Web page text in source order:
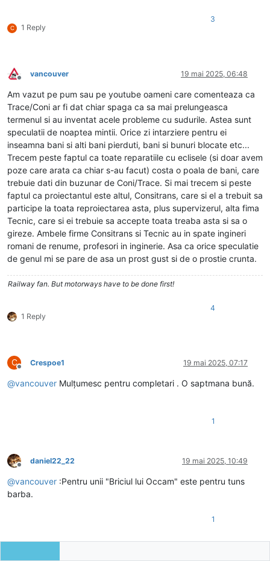
C 1 Reply
3
Deconectat
vancouver 19 mai 2025, 06:48
Am vazut pe pum sau pe youtube oameni care comenteaza ca
Trace/Coni ar fi dat chiar spaga ca sa mai prelungeasca
termenul si au inventat acele probleme cu sudurile. Astea sunt
speculatii de noaptea mintii. Orice zi intarziere pentru ei
inseamna bani si alti bani pierduti, bani si bunuri blocate etc...
Trecem peste faptul ca toate reparatiile cu eclisele (si doar avem
poze care arata ca chiar s-au facut) costa o poala de bani, care
trebuie dati din buzunar de Coni/Trace. Si mai trecem si peste
faptul ca proiectantul este altul, Consitrans, care si el a trebuit sa
participe la toata reproiectarea asta, plus supervizerul, alta fima
Tecnic, care si ei trebuie sa accepte toata treaba asta si sa o
gireze. Ambele firme Consitrans si Tecnic au in spate ingineri
romani de renume, profesori in inginerie. Asa ca orice speculatie
de genul mi se pare de asa un prost gust si de o prostie crunta.
Railway fan. But motorways have to be done first!
1 Reply
4
C
Deconectat
Crespoe1 19 mai 2025, 07:17
@vancouver Mulțumesc pentru completari . O saptmana bună.
1
Deconectat
daniel22_22 19 mai 2025, 10:49
@vancouver :Pentru unii "Briciul lui Occam" este pentru tuns
barba.
1
P PaulS 19 mai 2025, 17:40